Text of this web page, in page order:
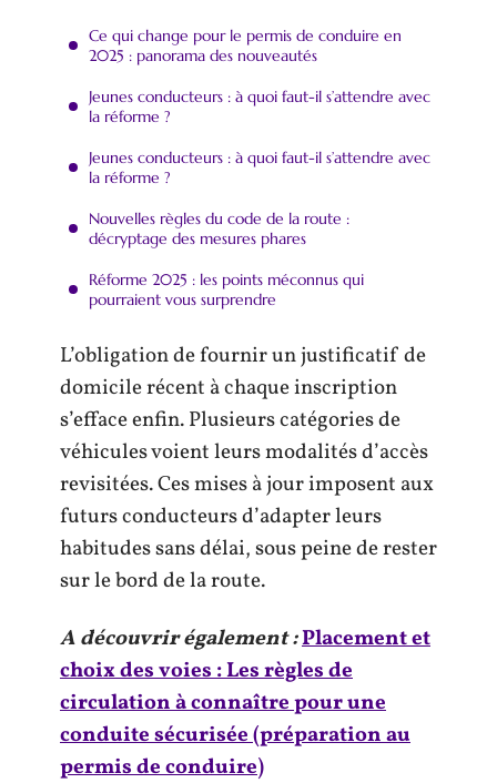
Ce qui change pour le permis de conduire en
2025 : panorama des nouveautés
Jeunes conducteurs : à quoi faut-il s’attendre avec
la réforme ?
Jeunes conducteurs : à quoi faut-il s’attendre avec
la réforme ?
Nouvelles règles du code de la route :
décryptage des mesures phares
Réforme 2025 : les points méconnus qui
pourraient vous surprendre
L’obligation de fournir un justificatif de
domicile récent à chaque inscription
s’efface enfin. Plusieurs catégories de
véhicules voient leurs modalités d’accès
revisitées. Ces mises à jour imposent aux
futurs conducteurs d’adapter leurs
habitudes sans délai, sous peine de rester
sur le bord de la route.
A découvrir également :Placement et
choix des voies : Les règles de
circulation à connaître pour une
conduite sécurisée (préparation au
permis de conduire)